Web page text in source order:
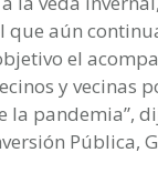
que aún
el
y vecinas
la pandemia”,
Pública,